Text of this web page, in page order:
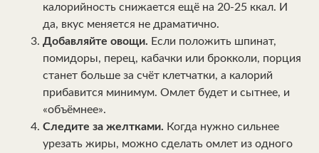
калорийность снижается ещё на 20-25 ккал. И
да, вкус меняется не драматично.
Добавляйте овощи. Если положить шпинат,
помидоры, перец, кабачки или брокколи, порция
станет больше за счёт клетчатки, а калорий
прибавится минимум. Омлет будет и сытнее, и
«объёмнее».
Следите за желтками. Когда нужно сильнее
урезать жиры, можно сделать омлет из одного